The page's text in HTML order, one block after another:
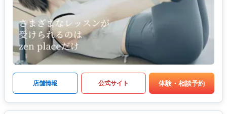
店舗情報 公式サイト 体験・相談予約